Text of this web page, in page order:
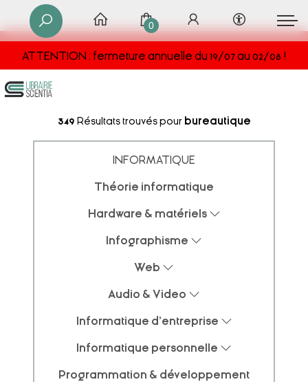
ATTENTION : fermeture annuelle du 19/07 au 02/08 !
0
349 Résultats trouvés pour bureautique
INFORMATIQUE
Théorie informatique
Hardware & matériels
Infographisme
Web
Audio & Video
Informatique d'entreprise
Informatique personnelle
Programmation & développement